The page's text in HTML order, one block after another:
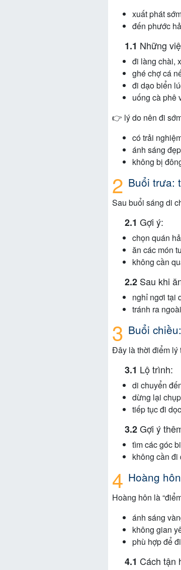
xuất phát
đến phước
Những
đi làng chài,
ghé chợ cá
đi dạo biển
uống cà phê
👉 lý do nên đi
có trải
ánh sáng
không bị
Buổi trưa:
Sau buổi sáng di
Gợi ý:
chọn quán
ăn các món
không cần
Sau khi
nghỉ ngơi tại
tránh ra
Buổi
Đây là thời điểm lý
Lộ trình:
di chuyển
dừng lại
tiếp tục đi
Gợi ý
tìm các góc
không cần
Hoàng
Hoàng hôn là
ánh sáng
không gian
phù hợp để
Cách tận